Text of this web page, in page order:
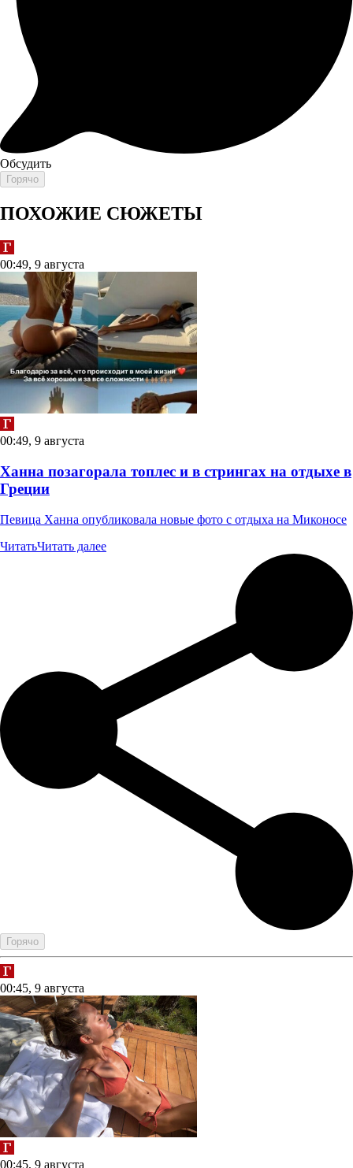
Обсудить
Горячо
ПОХОЖИЕ СЮЖЕТЫ
00:49, 9 августа
00:49, 9 августа
Ханна позагорала топлес и в стрингах на отдыхе в
Греции
Певица Ханна опубликовала новые фото с отдыха на Миконосе
ЧитатьЧитать далее
Горячо
00:45, 9 августа
00:45, 9 августа